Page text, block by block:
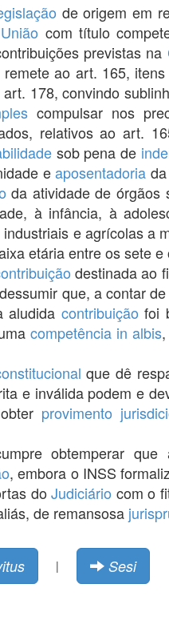
de origem em
União com título
previstas na
ao art. 165,
178, convindo
compulsar nos
relativos ao art.
sob pena de
eaposentadoria
da atividade de órgãos
à infância, à
e agrícolas a
etária entre os sete
destinada ao
que, a contar
aludida contribuição foi
competência in albis
que dê
e inválida podem e
provimento
obtemperar
, embora o INSS
do Judiciário com o
de remansosa
| Sesi